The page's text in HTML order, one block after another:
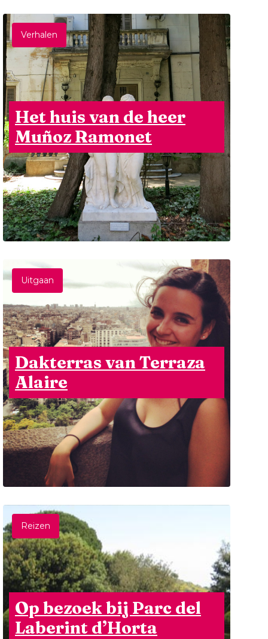
Verhalen
Het huis van de heer
Muñoz Ramonet
Uitgaan
Dakterras van Terraza
Alaire
Reizen
Op bezoek bij Parc del
Laberint d’Horta